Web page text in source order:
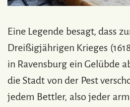
Eine Legende besagt, dass
Dreißigjährigen Krieges
in Ravensburg ein Gelübde
die Stadt von der Pest
jedem Bettler, also jeder